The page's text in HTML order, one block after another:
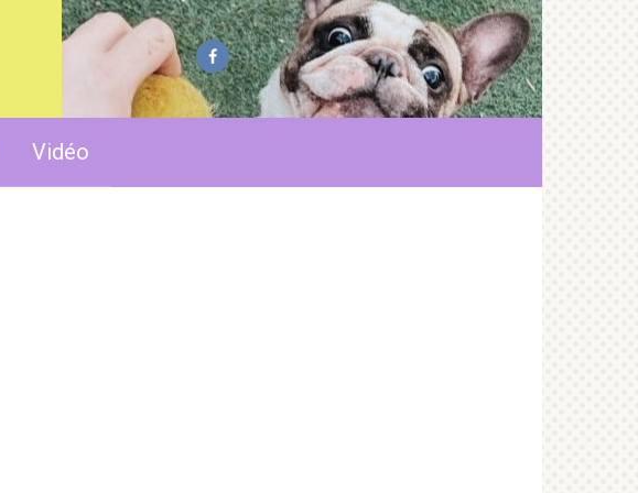
Vidéo